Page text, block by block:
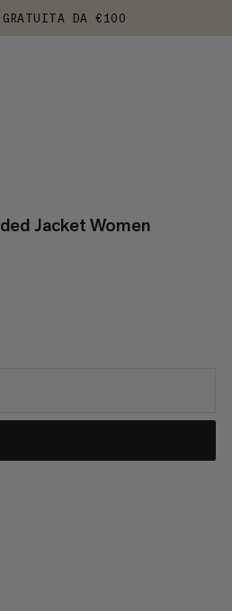
DA €100
Jacket Women